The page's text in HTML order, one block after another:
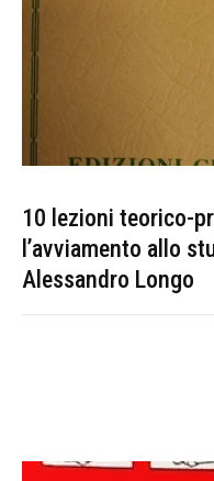
10 lezioni teorico-
l’avviamento allo
Alessandro Longo